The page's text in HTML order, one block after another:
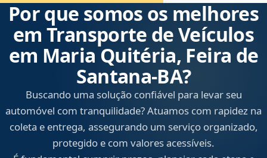
Por que somos os melhores
em Transporte de Veículos
em Maria Quitéria, Feira de
Santana‑BA?
Buscando uma solução confiável para levar seu
automóvel com tranquilidade? Atuamos com rapidez na
coleta e entrega, assegurando um serviço organizado,
protegido e com valores acessíveis.